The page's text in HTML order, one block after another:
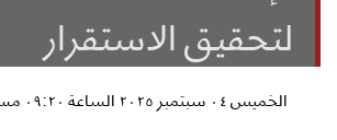
لتحقيق الاستقرار
الخميس ٠٤ سبتمبر ٢٠٢٥ الساعة ٠٩:٢٠ مساءً